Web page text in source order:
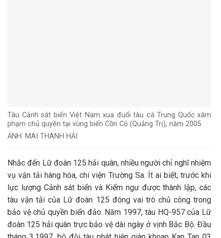
Tàu Cảnh sát biển Việt Nam xua đuổi tàu cá Trung Quốc xâm
phạm chủ quyền tại vùng biển Cồn Cỏ (Quảng Trị), năm 2005
ẢNH: MAI THANH HẢI
Nhắc đến Lữ đoàn 125 hải quân, nhiều người chỉ nghĩ nhiệm
vụ vận tải hàng hóa, chi viện Trường Sa. Ít ai biết, trước khi
lực lượng Cảnh sát biển và Kiểm ngư được thành lập, các
tàu vận tải của Lữ đoàn 125 đóng vai trò chủ công trong
bảo vệ chủ quyền biển đảo. Năm 1997, tàu HQ-957 của Lữ
đoàn 125 hải quân trực bảo vệ dài ngày ở vịnh Bắc Bộ. Đầu